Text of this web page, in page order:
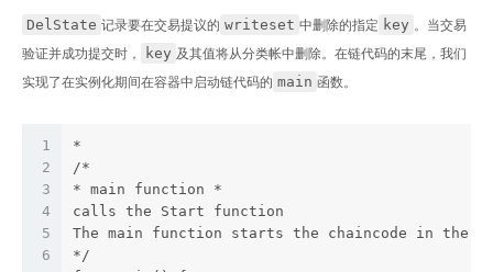
DelState 记录要在交易提议的 writeset 中删除的指定 key 。当交易
验证并成功提交时， key 及其值将从分类帐中删除。在链代码的末尾，我们
实现了在实例化期间在容器中启动链代码的 main 函数。
1
2
3
4
5
6
*
/*
* main function *
calls the Start function
The main function starts the chaincode in the
*/